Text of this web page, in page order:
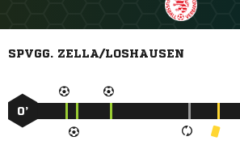
SPVGG. ZELLA/LOSHAUSEN
0’